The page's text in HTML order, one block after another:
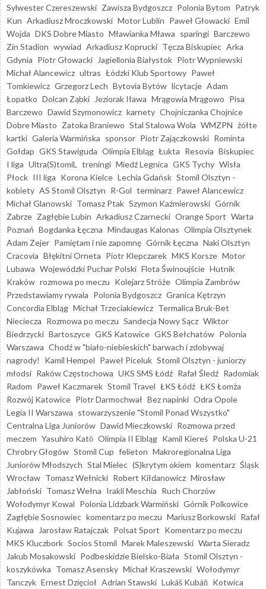
Sylwester Czereszewski Zawisza Bydgoszcz Polonia Bytom Patryk
Kun Arkadiusz Mroczkowski Motor Lublin Paweł Głowacki Emil
Wojda DKS Dobre Miasto Mławianka Mława sparingi Barczewo
Zin Stadion wywiad Arkadiusz Koprucki Tęcza Biskupiec Arka
Gdynia Piotr Głowacki Jagiellonia Białystok Piotr Wypniewski
Michał Alancewicz ultras Łódzki Klub Sportowy Paweł
Tomkiewicz Grzegorz Lech Bytovia Bytów licytacje Adam
Łopatko Dolcan Ząbki Jeziorak Iława Mrągowia Mrągowo Pisa
Barczewo Dawid Szymonowicz karnety Chojniczanka Chojnice
Dobre Miasto Zatoka Braniewo Stal Stalowa Wola WMZPN żółte
kartki Galeria Warmińska sponsor Piotr Zajączkowski Rominta
Gołdap GKS Stawiguda Olimpia Elbląg Łukta Resovia Biskupiec
I liga Ultra(S)tomiL treningi Miedź Legnica GKS Tychy Wisła
Płock III liga Korona Kielce Lechia Gdańsk Stomil Olsztyn -
kobiety AS Stomil Olsztyn R-Gol terminarz Paweł Alancewicz
Michał Glanowski Tomasz Ptak Szymon Kaźmierowski Górnik
Zabrze Zagłębie Lubin Arkadiusz Czarnecki Orange Sport Warta
Poznań Bogdanka Łęczna Mindaugas Kalonas Olimpia Olsztynek
Adam Zejer Pamiętam i nie zapomnę Górnik Łęczna Naki Olsztyn
Cracovia Błękitni Orneta Piotr Klepczarek MKS Korsze Motor
Lubawa Wojewódzki Puchar Polski Flota Świnoujście Hutnik
Kraków rozmowa po meczu Kolejarz Stróże Olimpia Zambrów
Przedstawiamy rywala Polonia Bydgoszcz Granica Kętrzyn
Concordia Elbląg Michał Trzeciakiewicz Termalica Bruk-Bet
Nieciecza Rozmowa po meczu Sandecja Nowy Sącz Wiktor
Biedrzycki Bartoszyce GKS Katowice GKS Bełchatów Polonia
Warszawa Chodź w "biało-niebieskich" barwach i zdobywaj
nagrody!
Kamil Hempel Paweł Piceluk Stomil Olsztyn - juniorzy
młodsi Raków Częstochowa UKS SMS Łódź Rafał Śledź Radomiak
Radom Paweł Kaczmarek Stomil Travel ŁKS Łódź ŁKS Łomża
Rozwój Katowice Piotr Darmochwał Bez napinki Odra Opole
Legia II Warszawa stowarzyszenie "Stomil Ponad Wszystko"
Centralna Liga Juniorów Dawid Mieczkowski Rozmowa przed
meczem Yasuhiro Katō Olimpia II Elbląg Kamil Kiereś Polska U-21
Chrobry Głogów Stomil Cup felieton Makroregionalna Liga
Juniorów Młodszych Stal Mielec (S)krytym okiem komentarz Śląsk
Wrocław Tomasz Wełnicki Robert Kiłdanowicz Mirosław
Jabłoński Tomasz Wełna Irakli Meschia Ruch Chorzów
Wołodymyr Kowal Polonia Lidzbark Warmiński Górnik Polkowice
Zagłębie Sosnowiec komentarz po meczu Mariusz Borkowski Rafał
Kujawa
Jarosław Ratajczak Polsat Sport Komentarz po meczu
MKS Kluczbork Socios Stomil Marek Maleszewski Warta Sieradz
Jakub Mosakowski Podbeskidzie Bielsko-Biała Stomil Olsztyn -
koszykówka Tomasz Asensky Michał Kraszewski Wołodymyr
Tanczyk Ernest Dzięcioł Adrian Stawski Lukáš Kubáň Kotwica